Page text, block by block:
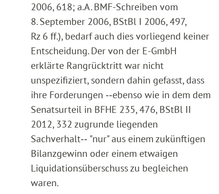
2006, 618; a.A. BMF-Schreiben vom
8. September 2006, BStBl I 2006, 497,
Rz 6 ff.), bedarf auch dies vorliegend keiner
Entscheidung. Der von der E-GmbH
erklärte Rangrücktritt war nicht
unspezifiziert, sondern dahin gefasst, dass
ihre Forderungen ‑‑ebenso wie in dem dem
Senatsurteil in BFHE 235, 476, BStBl II
2012, 332 zugrunde liegenden
Sachverhalt‑‑ "nur" aus einem zukünftigen
Bilanzgewinn oder einem etwaigen
Liquidationsüberschuss zu begleichen
waren.